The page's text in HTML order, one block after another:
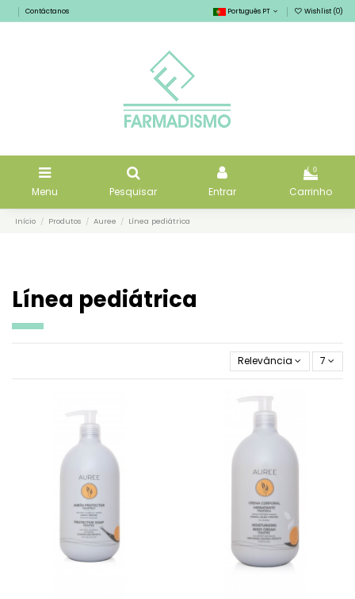
Contáctanos Português PT Wishlist (0)
Menu Pesquisar Entrar
0
Carrinho
Início Produtos Auree Línea pediátrica
Línea pediátrica
Relevância 7